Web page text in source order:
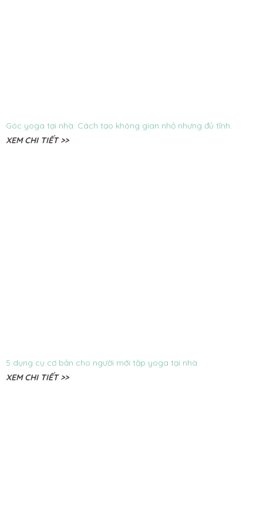
Góc yoga tại nhà: Cách tạo không gian nhỏ nhưng đủ tĩnh.
XEM CHI TIẾT >>
5 dụng cụ cơ bản cho người mới tập yoga tại nhà
XEM CHI TIẾT >>